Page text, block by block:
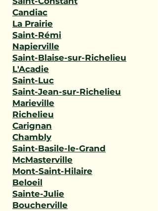
Candiac
La Prairie
Saint-Rémi
Napierville
Saint-Blaise-sur-Richelieu
L'Acadie
Saint-Luc
Saint-Jean-sur-Richelieu
Marieville
Richelieu
Carignan
Chambly
Saint-Basile-le-Grand
McMasterville
Mont-Saint-Hilaire
Beloeil
Sainte-Julie
Boucherville